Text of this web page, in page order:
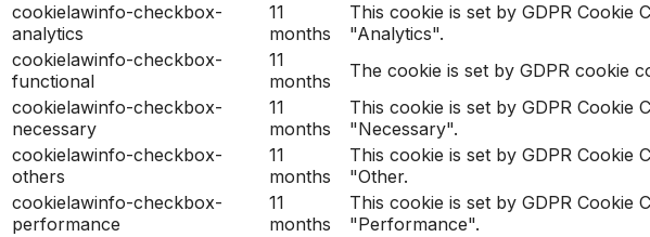
cookielawinfo-checkbox-
analytics
11
months
This cookie is set by GDPR
"Analytics".
cookielawinfo-checkbox-
functional
11
months
The cookie is set by GDPR cookie
cookielawinfo-checkbox-
necessary
11
months
This cookie is set by GDPR
"Necessary".
cookielawinfo-checkbox-
others
11
months
This cookie is set by GDPR
"Other.
cookielawinfo-checkbox-
performance
11
months
This cookie is set by GDPR
"Performance".